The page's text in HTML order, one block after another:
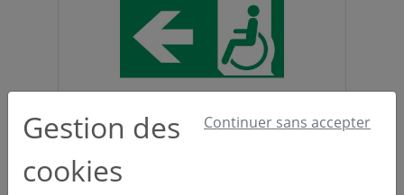
Vinyle évacuation PMR gauche – L.200 x
H.100 mm
Gestion des
cookies
Continuer sans accepter